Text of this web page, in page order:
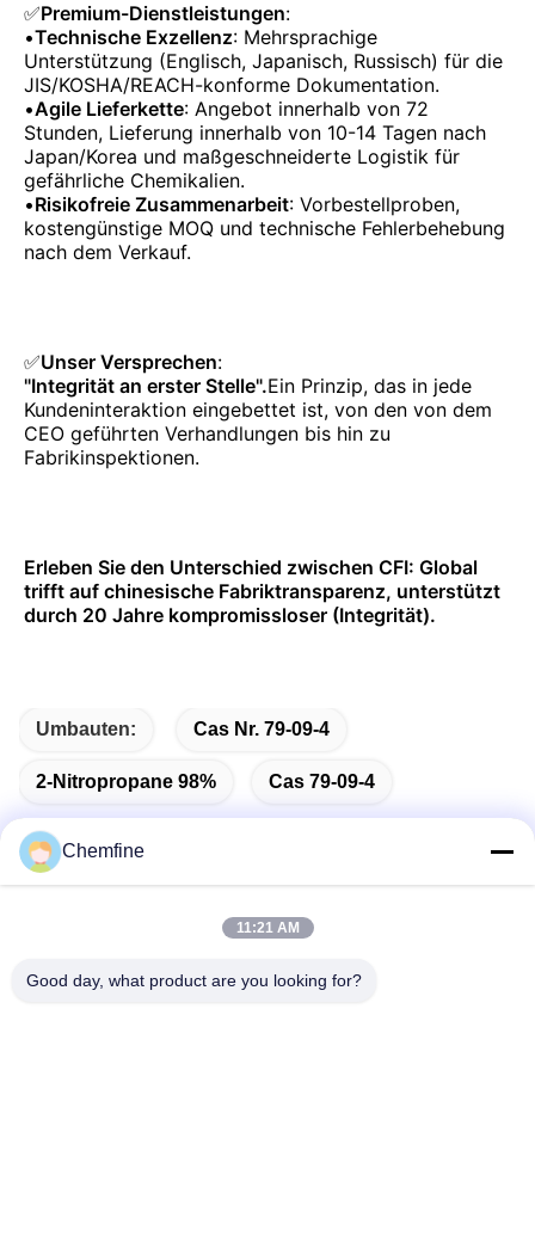
✅Premium-Dienstleistungen:
•Technische Exzellenz: Mehrsprachige
Unterstützung (Englisch, Japanisch, Russisch) für die
JIS/KOSHA/REACH-konforme Dokumentation.
•Agile Lieferkette: Angebot innerhalb von 72
Stunden, Lieferung innerhalb von 10-14 Tagen nach
Japan/Korea und maßgeschneiderte Logistik für
gefährliche Chemikalien.
•Risikofreie Zusammenarbeit: Vorbestellproben,
kostengünstige MOQ und technische Fehlerbehebung
nach dem Verkauf.
✅Unser Versprechen:
"Integrität an erster Stelle".Ein Prinzip, das in jede
Kundeninteraktion eingebettet ist, von den von dem
CEO geführten Verhandlungen bis hin zu
Fabrikinspektionen.
Erleben Sie den Unterschied zwischen CFI: Global
trifft auf chinesische Fabriktransparenz, unterstützt
durch 20 Jahre kompromissloser (Integrität).
Umbauten: Cas Nr. 79-09-4
2-Nitropropane 98% Cas 79-09-4
Schnelle Kontaktaufnahme
Adresse
Chemfine
11:21 AM
Good day, what product are you looking for?